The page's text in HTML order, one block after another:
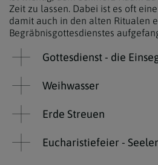
Zeit zu lassen. Dabei ist es oft
damit auch in den alten Ritualen
Begräbnisgottesdienstes
Gottesdienst - die
Weihwasser
Erde Streuen
Eucharistiefeier -